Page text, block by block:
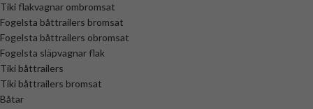
Tiki flakvagnar ombromsat
Fogelsta båttrailers bromsat
Fogelsta båttrailers obromsat
Fogelsta släpvagnar flak
Tiki båttrailers
Tiki båttrailers bromsat
Båtar